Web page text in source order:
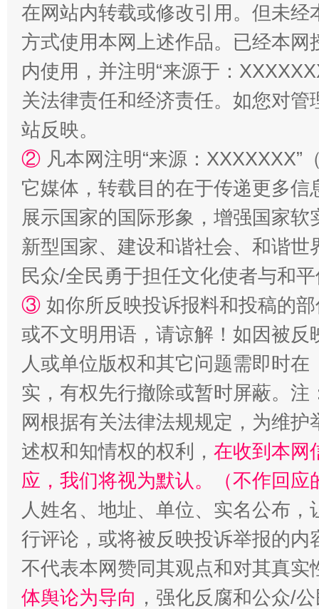
国家大学科技园优化重塑工作
扯下公款旅游的“隐身衣” 如何以
“蜀中异人”王建安的艺术幻境
在网站内转载或修改引用。但未
方式使用本网上述作品。已经本
内使用，并注明“来源于：
关法律责任和经济责任。如您对
站反映。
② 凡本网注明“来源：
它媒体，转载目的在于传递更多
展示国家的国际形象，增强国家
新型国家、建设和谐社会、和谐
民众/全民勇于担任文化使者与和
③ 如你所反映投诉报料和投稿的
或不文明用语，请谅解！如因被
人或单位版权和其它问题需即时在
实，有权先行撤除或暂时屏蔽。
网根据有关法律法规规定，为维
述权和知情权的权利， 在收到本网
应，我们将视为默认。（不作回应
人姓名、地址、单位、实名公布
行评论，或将被反映投诉举报的
不代表本网赞同其观点和对其真实
体舆论为导向 ，强化反腐和公众/